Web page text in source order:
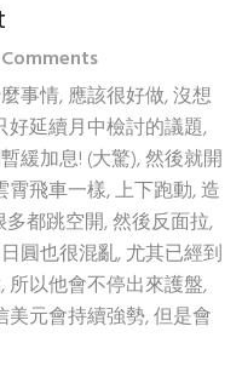
事情, 應該很好做, 沒想
好延續月中檢討的議題,
緩加息! (大驚), 然後就開
飛車一樣, 上下跑動, 造
都跳空開, 然後反面拉,
圓也很混亂, 尤其已經到
所以他會不停出來護盤,
元會持續強勢, 但是會